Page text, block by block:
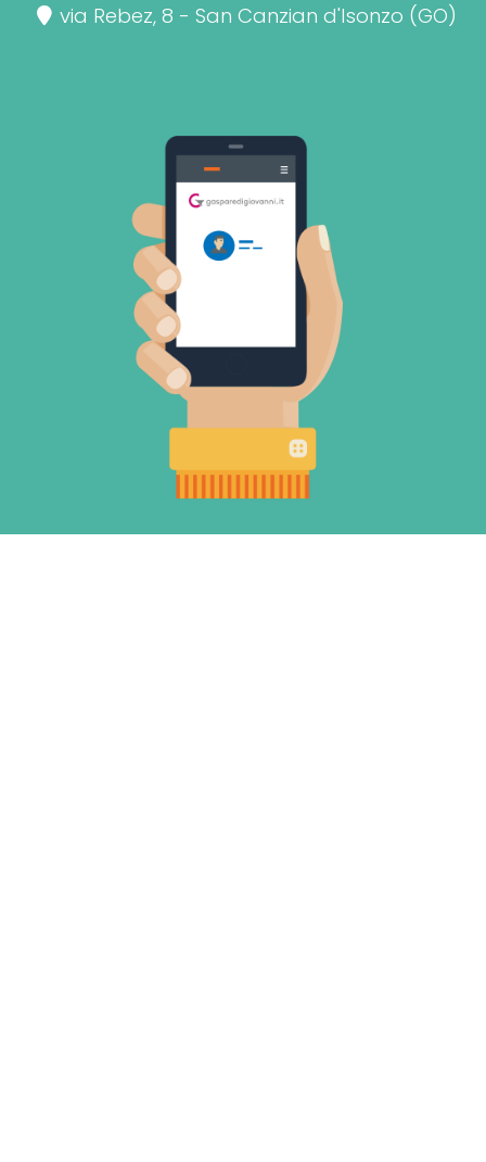
via Rebez, 8 - San Canzian d'Isonzo (GO)